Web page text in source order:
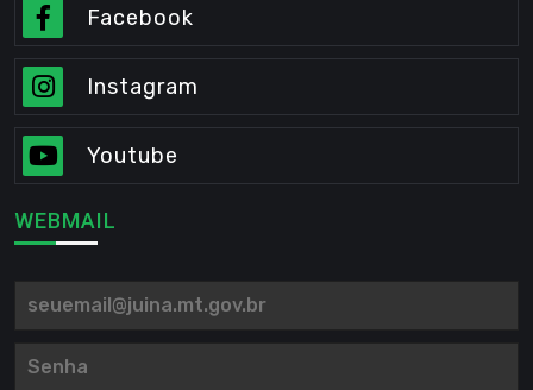
Facebook
Instagram
Youtube
WEBMAIL